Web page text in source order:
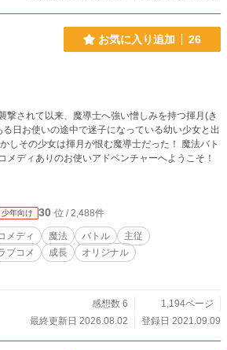
お気に入り追加 26
撃されて以来、魔導士へ強い憎しみを持つ揮月(き
る日お使いの途中で迷子になっている幼い少女と出
しその少女は揮月が恨む魔導士だった！ 魔法バト
メディありのお使いアドベンチャーへようこそ！
少年向け 30 位 / 2,488件
メディ 魔法 バトル
主従
ブコメ 成長
オリジナル
感想数 6
1,194ページ
最終更新日 2026.08.02
登録日 2021.09.09